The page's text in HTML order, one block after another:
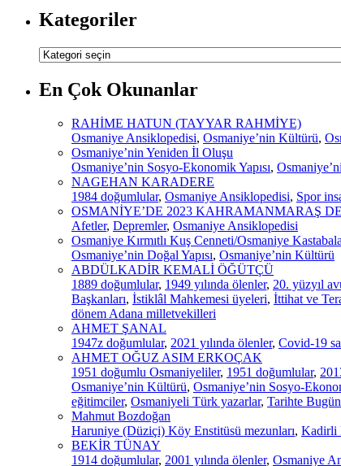
Kategoriler
Kategoriler
En Çok Okunanlar
RAHİME HATUN (TAYYAR RAHMİYE)
Osmaniye Ansiklopedisi, Osmaniye’nin Kültürü,
Osmaniye’nin Yeniden İl Oluşu
Osmaniye’nin Sosyo-Ekonomik Yapısı,
NAGEHAN KARADERE
1984 doğumlular, Osmaniye Ansiklopedisi, Spor
OSMANİYE’DE 2023 KAHRAMANMARAŞ
Afetler, Depremler, Osmaniye Ansiklopedisi
Osmaniye Kırmıtlı Kuş Cenneti/Osmaniye
Osmaniye’nin Doğal Yapısı, Osmaniye’nin Kültürü
ABDÜLKADİR KEMALİ ÖĞÜTÇÜ
1889 doğumlular, 1949 yılında ölenler, 20. yüzyıl
Başkanları, İstiklâl Mahkemesi üyeleri, İttihat ve
dönem Adana milletvekilleri
AHMET ŞANAL
1947z doğumlular, 2021 yılında ölenler, Covid-19
AHMET OĞUZ ASIM ERKOÇAK
1951 doğumlu Osmaniyeliler, 1951 doğumlular,
Osmaniye’nin Kültürü, Osmaniye’nin Sosyo-
eğitimciler, Osmaniyeli Türk yazarlar, Tarihte
Mahmut Bozdoğan
Haruniye (Düziçi) Köy Enstitüsü mezunları, Kadirli
BEKİR TÜNAY
1914 doğumlular, 2001 yılında ölenler, Osmaniye